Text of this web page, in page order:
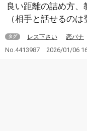
良い距離の詰め方、
（相手と話せるの
タグ レス下さい 恋バナ
No.4413987 2026/01/06